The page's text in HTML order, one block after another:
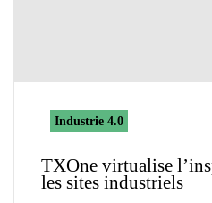
Industrie 4.0
TXOne virtualise
les sites industriels